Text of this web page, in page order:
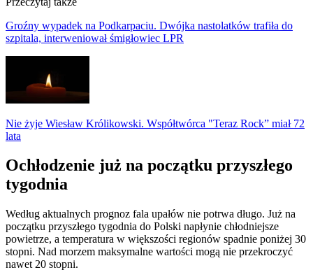
Groźny wypadek na Podkarpaciu. Dwójka nastolatków trafiła do
szpitala, interweniował śmigłowiec LPR
Nie żyje Wiesław Królikowski. Współtwórca "Teraz Rock” miał 72
lata
Ochłodzenie już na początku przyszłego
tygodnia
Według aktualnych prognoz fala upałów nie potrwa długo. Już na
początku przyszłego tygodnia do Polski napłynie chłodniejsze
powietrze, a temperatura w większości regionów spadnie poniżej 30
stopni. Nad morzem maksymalne wartości mogą nie przekroczyć
nawet 20 stopni.